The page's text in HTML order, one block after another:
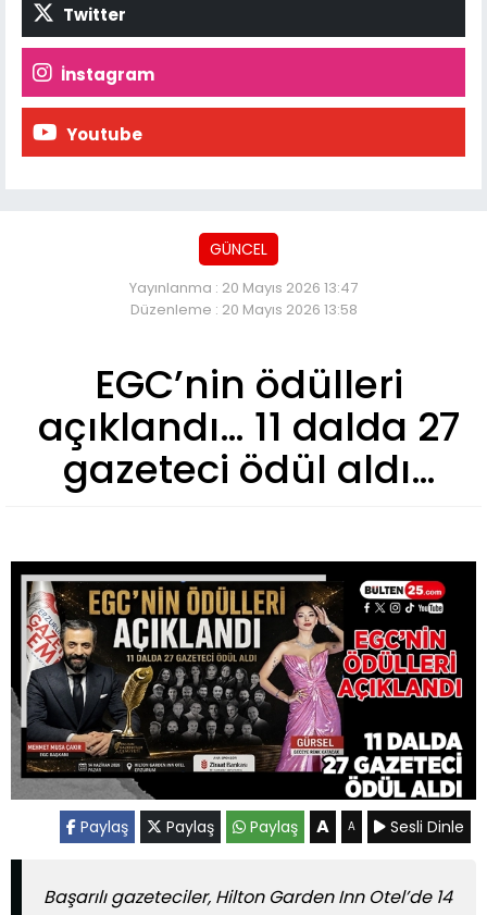
Twitter
İnstagram
Youtube
GÜNCEL
Yayınlanma : 20 Mayıs 2026 13:47
Düzenleme : 20 Mayıs 2026 13:58
EGC’nin ödülleri
açıklandı… 11 dalda 27
gazeteci ödül aldı…
Paylaş Paylaş Paylaş A A Sesli Dinle
Başarılı gazeteciler, Hilton Garden Inn Otel’de 14